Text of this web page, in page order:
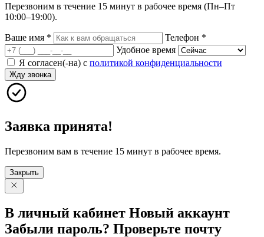
Перезвоним в течение 15 минут в рабочее время (Пн–Пт
10:00–19:00).
Ваше имя * Телефон *
Удобное время
Я согласен(-на) с политикой конфиденциальности
Жду звонка
Заявка принята!
Перезвоним вам в течение 15 минут в рабочее время.
Закрыть
В личный кабинет Новый аккаунт
Забыли пароль? Проверьте почту